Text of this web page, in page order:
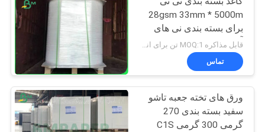
28gsm 33mm * 5000m
برای بسته بندی نی های
آشامیدنی
تماس
ورق های تخته جعبه تاشو
سفید بسته بندی 270
گرمی 300 گرمی C1S